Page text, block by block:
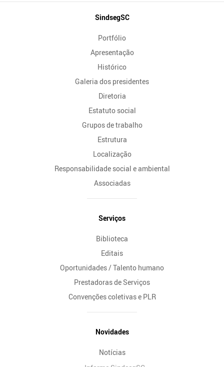
SindsegSC
Portfólio
Apresentação
Histórico
Galeria dos presidentes
Diretoria
Estatuto social
Grupos de trabalho
Estrutura
Localização
Responsabilidade social e ambiental
Associadas
Serviços
Biblioteca
Editais
Oportunidades / Talento humano
Prestadoras de Serviços
Convenções coletivas e PLR
Novidades
Notícias